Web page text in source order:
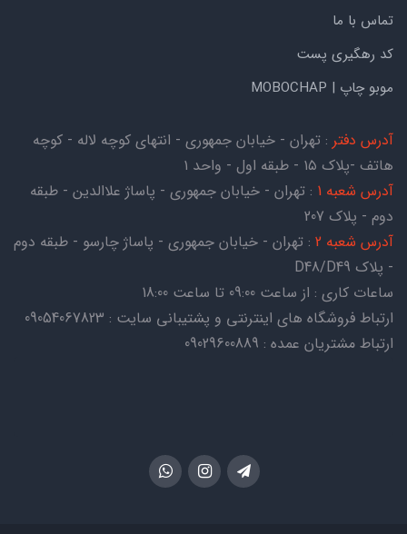
تماس با ما
کد رهگیری پست
موبو چاپ | MOBOCHAP
آدرس دفتر : تهران - خیابان جمهوری - انتهای کوچه لاله - کوچه
هاتف -پلاک ۱۵ - طبقه اول - واحد ۱
آدرس شعبه 1
: تهران - خیابان جمهوری - پاساژ علاالدین - طبقه
دوم - پلاک 207
آدرس شعبه 2
: تهران - خیابان جمهوری - پاساژ چارسو - طبقه دوم
- پلاک D48/D49
ساعات کاری : از ساعت 09:00 تا ساعت 18:00
ارتباط فروشگاه های اینترنتی و پشتیبانی سایت : 09054067823
ارتباط مشتریان عمده : 09029600889